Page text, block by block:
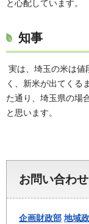
と心配しています。
知事
実は、埼玉の米は値
く、新米が出てくる
た通り、埼玉県の場
と思います。
お問い合わせ
企画財政部 地域